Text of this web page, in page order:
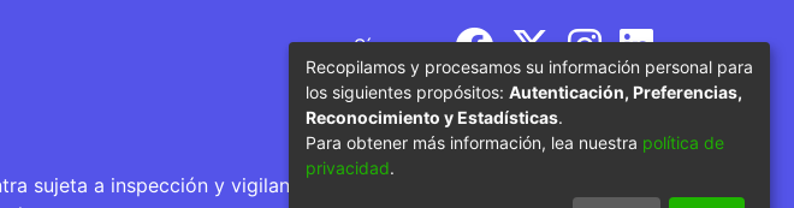
Síguenos
sujeta a inspección y vigilancia por parte del Ministerio de Educación
Recopilamos y procesamos su información personal para
los siguientes propósitos: Autenticación, Preferencias,
Reconocimiento y Estadísticas.
Para obtener más información, lea nuestra política de
privacidad.